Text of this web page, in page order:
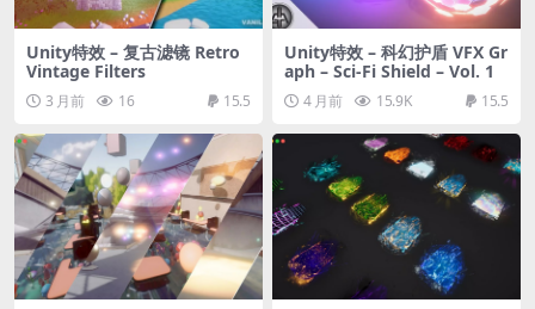
Unity特效 – 复古滤镜 Retro
Vintage Filters
3 月前 16 15.5
Unity特效 – 科幻护盾 VFX Gr
aph – Sci-Fi Shield – Vol. 1
4 月前 15.9K 15.5